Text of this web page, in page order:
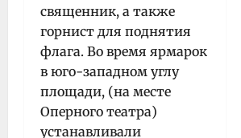
священник, а также
горнист для поднятия
флага. Во время ярмарок
в юго-западном углу
площади, (на месте
Оперного театра)
устанавливали